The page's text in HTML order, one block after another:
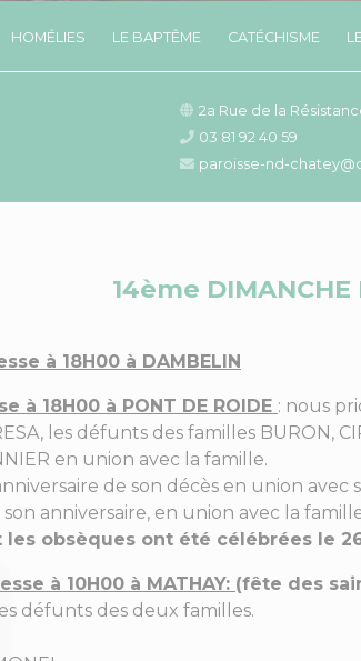
HOMÉLIES LE BAPTÊME CATÉCHISME
2a Rue de la
03 81 92 40 59
paroisse-nd-
14ème DIMANCHE
à 18H00 à DAMBELIN
à 18H00 à PONT DE ROIDE : nous
les défunts des familles BURON,
en union avec la famille.
de son décès en union
anniversaire, en union avec la
les obsèques ont été célébrées le
à 10H00 à MATHAY: (fête des
défunts des deux familles.